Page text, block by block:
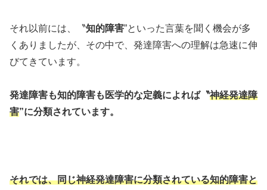
それ以前には、〝知的障害”といった言葉を聞く機会が多
くありましたが、その中で、発達障害への理解は急速に伸
びてきています。
発達障害も知的障害も医学的な定義によれば〝神経発達障
害”に分類されています。
それでは、同じ神経発達障害に分類されている知的障害と